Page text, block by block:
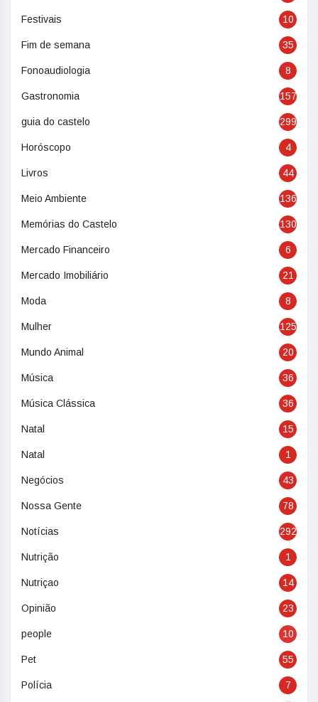
Festivais 10
Fim de semana 35
Fonoaudiologia 8
Gastronomia 157
guia do castelo 299
Horóscopo 4
Livros 44
Meio Ambiente 136
Memórias do Castelo 130
Mercado Financeiro 6
Mercado Imobiliário 21
Moda 8
Mulher 125
Mundo Animal 20
Música 36
Música Clássica 36
Natal 15
Natal 1
Negócios 43
Nossa Gente 78
Notícias 292
Nutrição 1
Nutriçao 14
Opinião 23
people 10
Pet 55
Polícia 7